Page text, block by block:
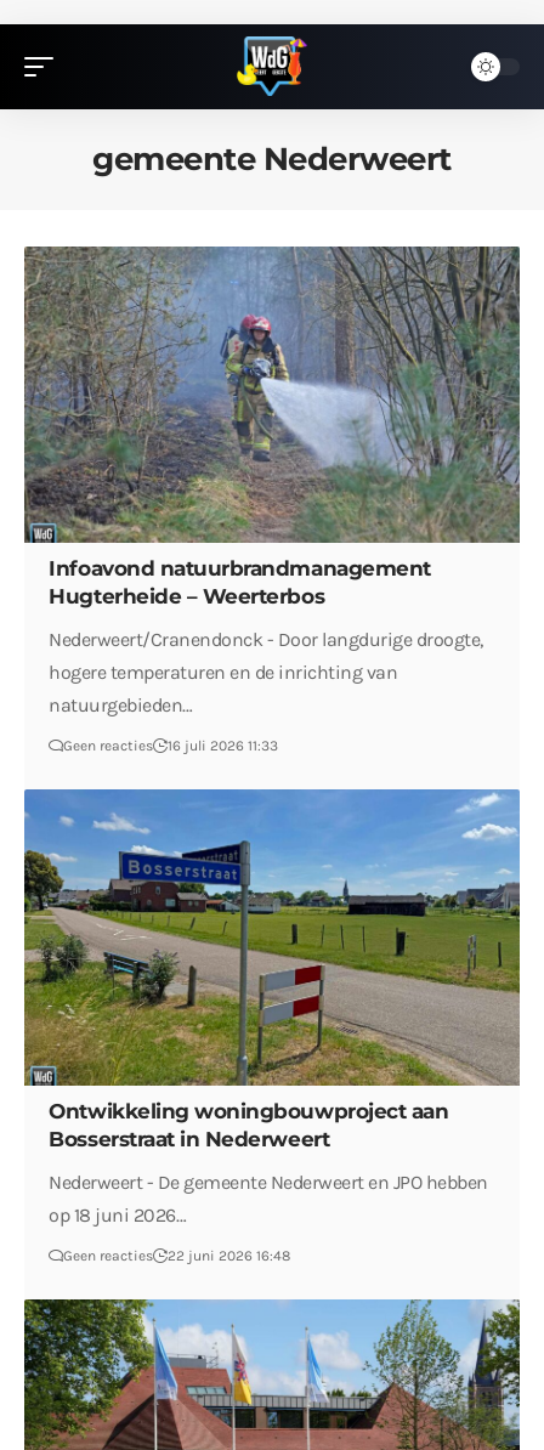
gemeente Nederweert
Infoavond natuurbrandmanagement
Hugterheide – Weerterbos
Nederweert/Cranendonck - Door langdurige droogte,
hogere temperaturen en de inrichting van
natuurgebieden…
Geen reacties 16 juli 2026 11:33
Ontwikkeling woningbouwproject aan
Bosserstraat in Nederweert
Nederweert - De gemeente Nederweert en JPO hebben
op 18 juni 2026…
Geen reacties 22 juni 2026 16:48